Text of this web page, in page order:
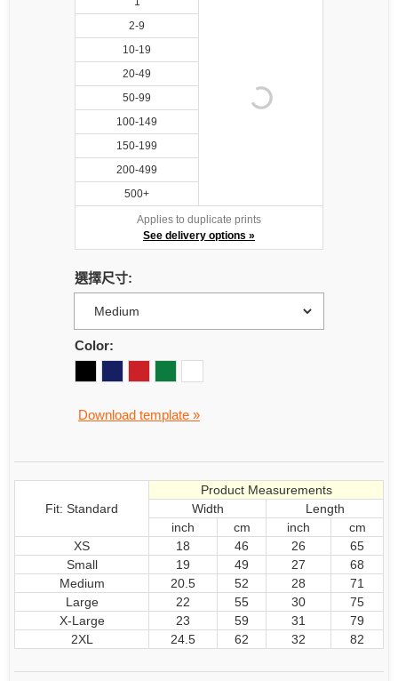
2-9
10-19
20-49
50-99
100-149
150-199
200-499
500+
Applies to duplicate prints
See delivery options »
選擇尺寸:
Color:
Download template »
Fit: Standard
Product Measurements
Width
Length
inch
cm inch
cm
XS
18 46 26
65
Small
19 49 27
68
Medium
20.5 52 28
71
Large
22 55 30
75
X-Large
23 59 31
79
2XL
24.5 62 32 82